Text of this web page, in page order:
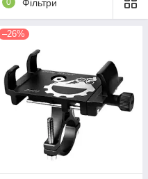
Фільтри
–26%